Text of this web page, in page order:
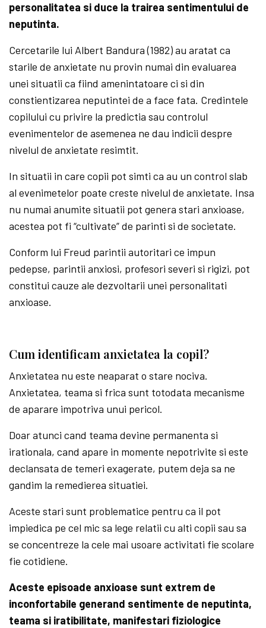
personalitatea si duce la trairea sentimentului de
neputinta.
Cercetarile lui Albert Bandura (1982) au aratat ca
starile de anxietate nu provin numai din evaluarea
unei situatii ca fiind amenintatoare ci si din
constientizarea neputintei de a face fata. Credintele
copilului cu privire la predictia sau controlul
evenimentelor de asemenea ne dau indicii despre
nivelul de anxietate resimtit.
In situatii in care copii pot simti ca au un control slab
al evenimetelor poate creste nivelul de anxietate. Insa
nu numai anumite situatii pot genera stari anxioase,
acestea pot fi “cultivate” de parinti si de societate.
Conform lui Freud parintii autoritari ce impun
pedepse, parintii anxiosi, profesori severi si rigizi, pot
constitui cauze ale dezvoltarii unei personalitati
anxioase.
Cum identificam anxietatea la copil?
Anxietatea nu este neaparat o stare nociva.
Anxietatea, teama si frica sunt totodata mecanisme
de aparare impotriva unui pericol.
Doar atunci cand teama devine permanenta si
irationala, cand apare in momente nepotrivite si este
declansata de temeri exagerate, putem deja sa ne
gandim la remedierea situatiei.
Aceste stari sunt problematice pentru ca il pot
impiedica pe cel mic sa lege relatii cu alti copii sau sa
se concentreze la cele mai usoare activitati fie scolare
fie cotidiene.
Aceste episoade anxioase sunt extrem de
inconfortabile generand sentimente de neputinta,
teama si iratibilitate, manifestari fiziologice